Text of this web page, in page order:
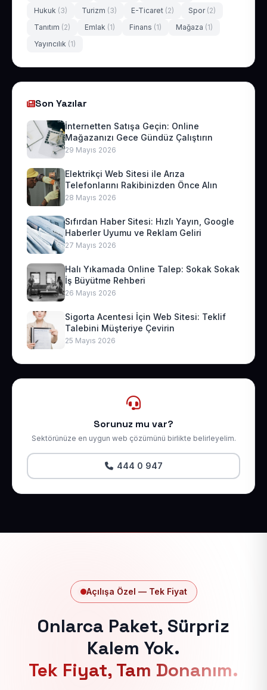
Hukuk (3) Turizm (3) E-Ticaret (2) Spor (2)
Tanıtım (2) Emlak (1) Finans (1) Mağaza (1)
Yayıncılık (1)
Son Yazılar
İnternetten Satışa Geçin: Online
Mağazanızı Gece Gündüz Çalıştırın
29 Mayıs 2026
Elektrikçi Web Sitesi ile Arıza
Telefonlarını Rakibinizden Önce Alın
28 Mayıs 2026
Sıfırdan Haber Sitesi: Hızlı Yayın, Google
Haberler Uyumu ve Reklam Geliri
27 Mayıs 2026
Halı Yıkamada Online Talep: Sokak Sokak
İş Büyütme Rehberi
26 Mayıs 2026
Sigorta Acentesi İçin Web Sitesi: Teklif
Talebini Müşteriye Çevirin
25 Mayıs 2026
Sorunuz mu var?
Sektörünüze en uygun web çözümünü birlikte belirleyelim.
444 0 947
Açılışa Özel — Tek Fiyat
Onlarca Paket, Sürpriz
Kalem Yok.
Tek Fiyat, Tam Donanım.